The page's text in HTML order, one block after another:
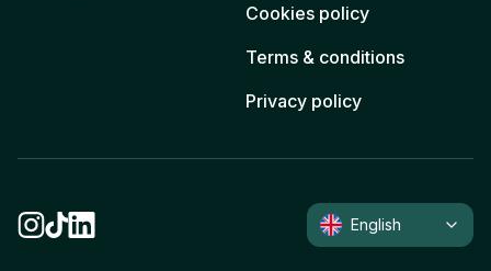
Cookies policy
Terms & conditions
Privacy policy
English